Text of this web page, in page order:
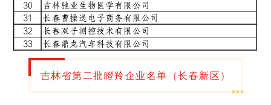
吉林省第二批瞪羚企业名单（长春新区）